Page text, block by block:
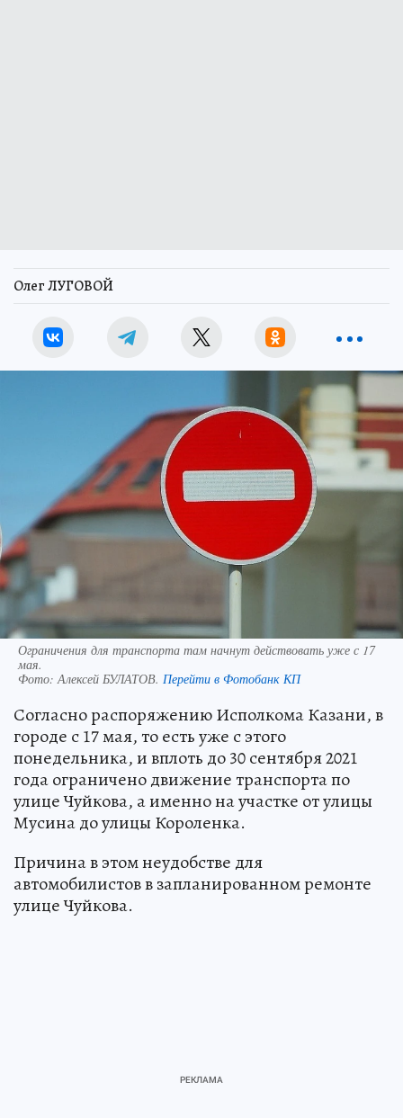
Олег ЛУГОВОЙ
Ограничения для транспорта там начнут действовать уже с 17
мая.
Фото:Алексей БУЛАТОВ. Перейти в Фотобанк КП
Согласно распоряжению Исполкома Казани, в
городе с 17 мая, то есть уже с этого
понедельника, и вплоть до 30 сентября 2021
года ограничено движение транспорта по
улице Чуйкова, а именно на участке от улицы
Мусина до улицы Короленка.
Причина в этом неудобстве для
автомобилистов в запланированном ремонте
улице Чуйкова.